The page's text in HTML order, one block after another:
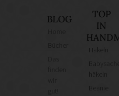
BLOG
finden
gut!
TOP
IN